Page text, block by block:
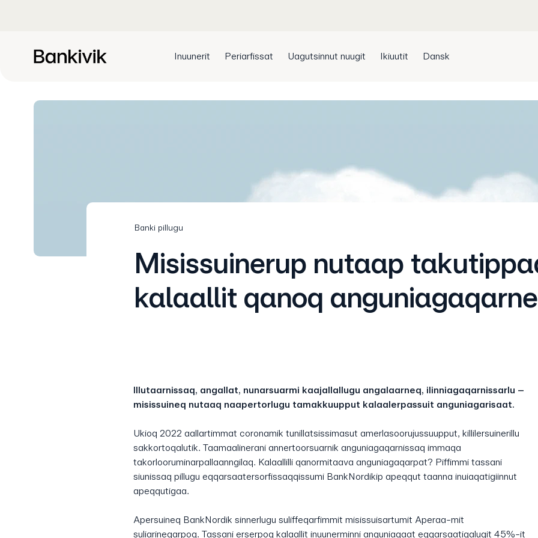
Inuunerit Periarfissat Uagutsinnut nuugit Ikiuutit Dansk
Banki pillugu
Misissuinerup nutaap
kalaallit qanoq
Illutaarnissaq, angallat, nunarsuarmi kaajallallugu angalaarneq, ilinniagaqarnissarlu –
misissuineq nutaaq naapertorlugu tamakkuupput kalaalerpassuit anguniagarisaat.
Ukioq 2022 aallartimmat coronamik tunillatsissimasut amerlasoorujussuupput, killilersuinerillu
sakkortoqalutik. Taamaalinerani annertoorsuarnik anguniagaqarnissaq immaqa
takorlooruminarpallaanngilaq. Kalaallilli qanormitaava anguniagaqarpat? Piffimmi tassani
siunissaq pillugu eqqarsaatersorfissaqqissumi BankNordikip apeqqut taanna inuiaqatigiinnut
apeqqutigaa.
Apersuineq BankNordik sinnerlugu suliffeqarfimmit misissuisartumit Aperaa-mit
suliarineqarpoq. Tassani erserpoq kalaallit inuunerminni anguniagaat eqqarsaatigalugit 45%-it